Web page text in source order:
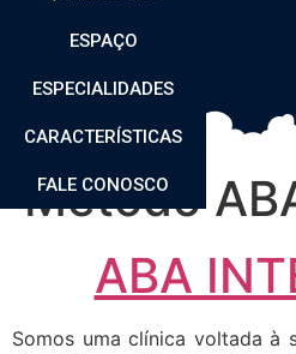
ESPAÇO
ESPECIALIDADES
CARACTERÍSTICAS
FALE CONOSCO
Metodo
ABA
Somos uma clínica voltada à